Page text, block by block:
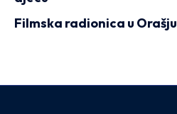
Filmska radionica u Orašju